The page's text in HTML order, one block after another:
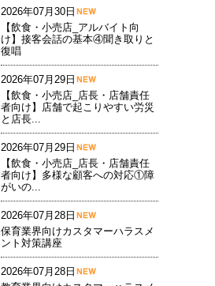
2026年07月30日
【飲食・小売店_アルバイト向
け】接客会話の基本④聞き取りと
復唱
2026年07月29日
【飲食・小売店_店長・店舗責任
者向け】店舗で起こりやすい労災
と店長...
2026年07月29日
【飲食・小売店_店長・店舗責任
者向け】多様な顧客への対応①障
がいの...
2026年07月28日
保育業界向けカスタマーハラスメ
ント対策講座
2026年07月28日